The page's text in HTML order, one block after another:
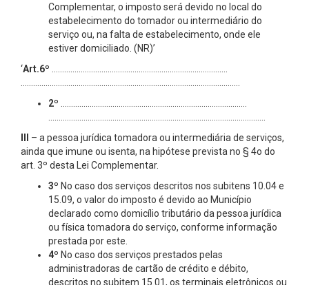
Complementar, o imposto será devido no local do
estabelecimento do tomador ou intermediário do
serviço ou, na falta de estabelecimento, onde ele
estiver domiciliado. (NR)’
‘Art.6º
2º
– a pessoa jurídica tomadora ou intermediária de serviços,
ainda que imune ou isenta, na hipótese prevista no § 4o do
art. 3º desta Lei Complementar.
3º No caso dos serviços descritos nos subitens 10.04 e
15.09, o valor do imposto é devido ao Município
declarado como domicílio tributário da pessoa jurídica
ou física tomadora do serviço, conforme informação
prestada por este.
4º No caso dos serviços prestados pelas
administradoras de cartão de crédito e débito,
descritos no subitem 15.01, os terminais eletrônicos ou